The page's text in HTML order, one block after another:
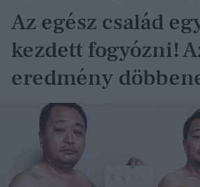
Az egész család
kezdett fogyózni!
eredmény